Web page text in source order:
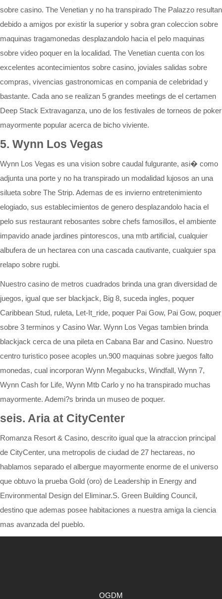
sobre casino. The Venetian y no ha transpirado The Palazzo resultan
debido a amigos por existir la superior y sobra gran coleccion sobre
maquinas tragamonedas desplazandolo hacia el pelo maquinas
sobre video poquer en la localidad. The Venetian cuenta con los
excelentes acontecimientos sobre casino, joviales salidas sobre
compras, vivencias gastronomicas en compania de celebridad y
bastante. Cada ano se realizan 5 grandes meetings de el certamen
Deep Stack Extravaganza, uno de los festivales de torneos de poker
mayormente popular acerca de bicho viviente.
5. Wynn Los Vegas
Wynn Los Vegas es una vision sobre caudal fulgurante, asi� como
adjunta una porte y no ha transpirado un modalidad lujosos an una
silueta sobre The Strip. Ademas de es invierno entretenimiento
elogiado, sus establecimientos de genero desplazandolo hacia el
pelo sus restaurant rebosantes sobre chefs famosillos, el ambiente
impavido anade jardines pintorescos, una mtb artificial, cualquier
albufera de un hectarea con una cascada cautivante, cualquier spa
relapo sobre rugbi.
Nuestro casino de metros cuadrados brinda una gran diversidad de
juegos, igual que ser blackjack, Big 8, suceda ingles, poquer
Caribbean Stud, ruleta, Let-It_ride, poquer Pai Gow, Pai Gow, poquer
sobre 3 terminos y Casino War. Wynn Los Vegas tambien brinda
blackjack cerca de una pileta en Cabana Bar and Casino. Nuestro
centro turistico posee acoples un.900 maquinas sobre juegos falto
monedas, cual incorporan Wynn Megabucks, Windfall, Wynn 7,
Wynn Cash for Life, Wynn Mtb Carlo y no ha transpirado muchas
mayormente. Ademi?s brinda un museo de poquer.
seis. Aria at CityCenter
Romanza Resort & Casino, descrito igual que la atraccion principal
de CityCenter, una metropolis de ciudad de 27 hectareas, no
hablamos separado el albergue mayormente enorme de el universo
que obtuvo la prueba Gold (oro) de Leadership in Energy and
Environmental Design del Eliminar.S. Green Building Council,
destino que ademas posee habitaciones a nuestra amiga la ciencia
mas avanzada del pueblo.
OGDM